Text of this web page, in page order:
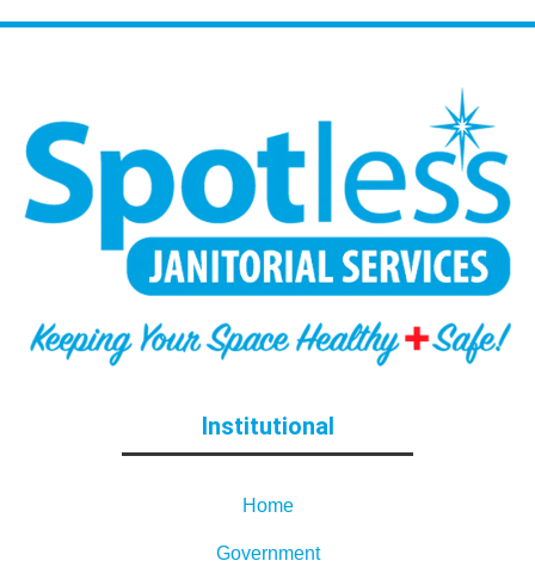
Institutional
Home
Government